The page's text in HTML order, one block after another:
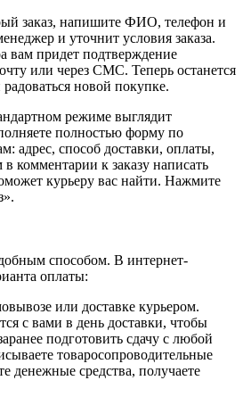
заказ, напишите ФИО, телефон и
и уточнит условия заказа.
вам придет подтверждение
или через СМС. Теперь останется
новой покупке.
режиме выглядит
полностью форму по
адрес, способ доставки, оплаты,
комментарии к заказу написать
курьеру вас найти. Нажмите
способом. В интернет-
оплаты:
или доставке курьером.
с вами в день доставки, чтобы
подготовить сдачу с любой
товаросопроводительные
денежные средства, получаете